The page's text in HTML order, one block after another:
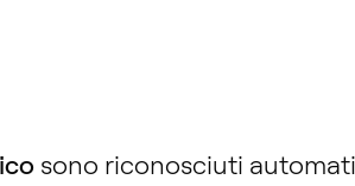
sono riconosciuti